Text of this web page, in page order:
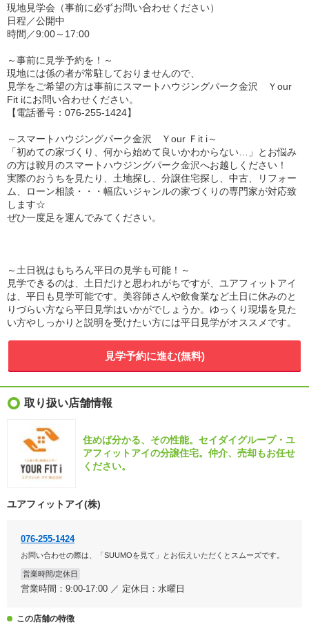
現地見学会（事前に必ずお問い合わせください）
日程／公開中
時間／9:00～17:00
～事前に見学予約を！～
現地には係の者が常駐しておりませんので、
見学をご希望の方は事前にスマートハウジングパーク金沢 Ｙour
Fit iにお問い合わせください。
【電話番号：076-255-1424】
～スマートハウジングパーク金沢 Ｙour Ｆit i～
「初めての家づくり、何から始めて良いかわからない…」とお悩み
の方は鞍月のスマートハウジングパーク金沢へお越しください！
実際のおうちを見たり、土地探し、分譲住宅探し、中古、リフォー
ム、ローン相談・・・幅広いジャンルの家づくりの専門家が対応致
します☆
ぜひ一度足を運んでみてください。
～土日祝はもちろん平日の見学も可能！～
見学できるのは、土日だけと思われがちですが、ユアフィットアイ
は、平日も見学可能です。美容師さんや飲食業など土日に休みのと
りづらい方なら平日見学はいかがでしょうか。ゆっくり現場を見た
い方やしっかりと説明を受けたい方には平日見学がオススメです。
見学予約に進む(無料)
取り扱い店舗情報
住めば分かる、その性能。セイダイグループ・ユ
アフィットアイの分譲住宅。仲介、売却もお任せ
ください。
ユアフィットアイ(株)
076-255-1424
お問い合わせの際は、「SUUMOを見て」とお伝えいただくとスムーズです。
営業時間/定休日
営業時間：9:00-17:00 ／ 定休日：水曜日
この店舗の特徴